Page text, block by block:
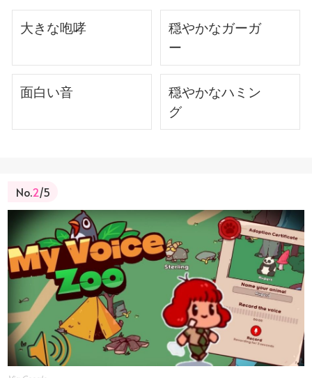
大きな咆哮
穏やかなガーガ
ー
面白い音
穏やかなハミン
グ
No.2/5